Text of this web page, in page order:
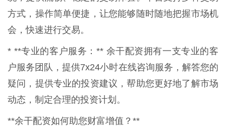
方式，操作简单便捷，让您能够随时随地把握市场机
会，快速进行交易。
* **专业的客户服务：** 余干配资拥有一支专业的客
户服务团队，提供7x24小时在线咨询服务，解答您的
疑问，提供专业的投资建议，帮助您更好地了解市场
动态，制定合理的投资计划。
**余干配资如何助您财富增值？**